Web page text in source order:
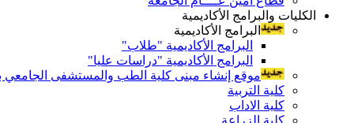
الكليات والبرامج الأكاديمية
البرامج الأكاديمية
البرامج الأكاديمية "طلاب"
البرامج الأكاديمية "دراسات عليا"
موقع إنشاء مبنى كلية الطب والمستشفى الجامعي
كلية التربية
كلية الاداب
كلية الزراعة